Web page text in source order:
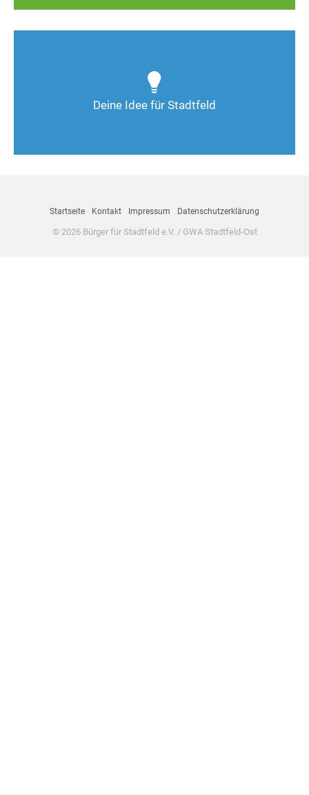
Deine Idee für Stadtfeld
Deine Ideen sind gefragt!
Startseite Kontakt Impressum Datenschutzerklärung
© 2026 Bürger für Stadtfeld e.V. / GWA Stadtfeld-Ost